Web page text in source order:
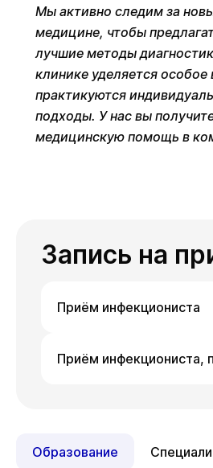
Мы активно следим за
медицине, чтобы
лучшие методы
клинике уделяется
практикуются
подходы. У нас вы
медицинскую помощь в
Запись на
Приём инфекциониста
ул. Гоголя, д. 42
Приём инфекциониста,
08 авг 12 авг
Образование